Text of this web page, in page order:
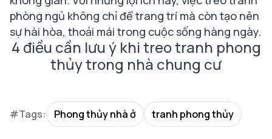
phòng ngủ không chỉ để trang trí mà còn tạo nên
sự hài hòa, thoải mái trong cuộc sống hàng ngày.
4 điều cần lưu ý khi treo tranh phong
thủy trong nhà chung cư
#Tags: Phong thủy nhà ở tranh phong thủy